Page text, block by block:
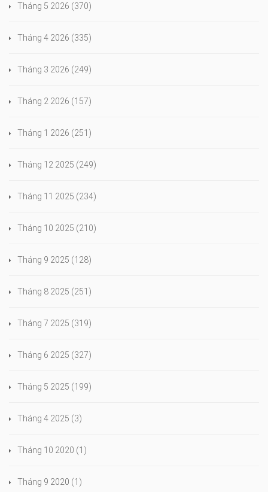
Tháng 5 2026 (370)
Tháng 4 2026 (335)
Tháng 3 2026 (249)
Tháng 2 2026 (157)
Tháng 1 2026 (251)
Tháng 12 2025 (249)
Tháng 11 2025 (234)
Tháng 10 2025 (210)
Tháng 9 2025 (128)
Tháng 8 2025 (251)
Tháng 7 2025 (319)
Tháng 6 2025 (327)
Tháng 5 2025 (199)
Tháng 4 2025 (3)
Tháng 10 2020 (1)
Tháng 9 2020 (1)